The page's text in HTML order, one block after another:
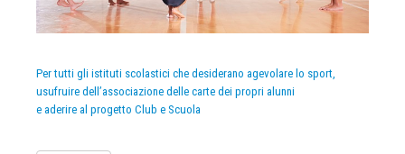
Per tutti gli istituti scolastici che desiderano agevolare lo sport,
usufruire dell’associazione delle carte dei propri alunni
e aderire al progetto Club e Scuola